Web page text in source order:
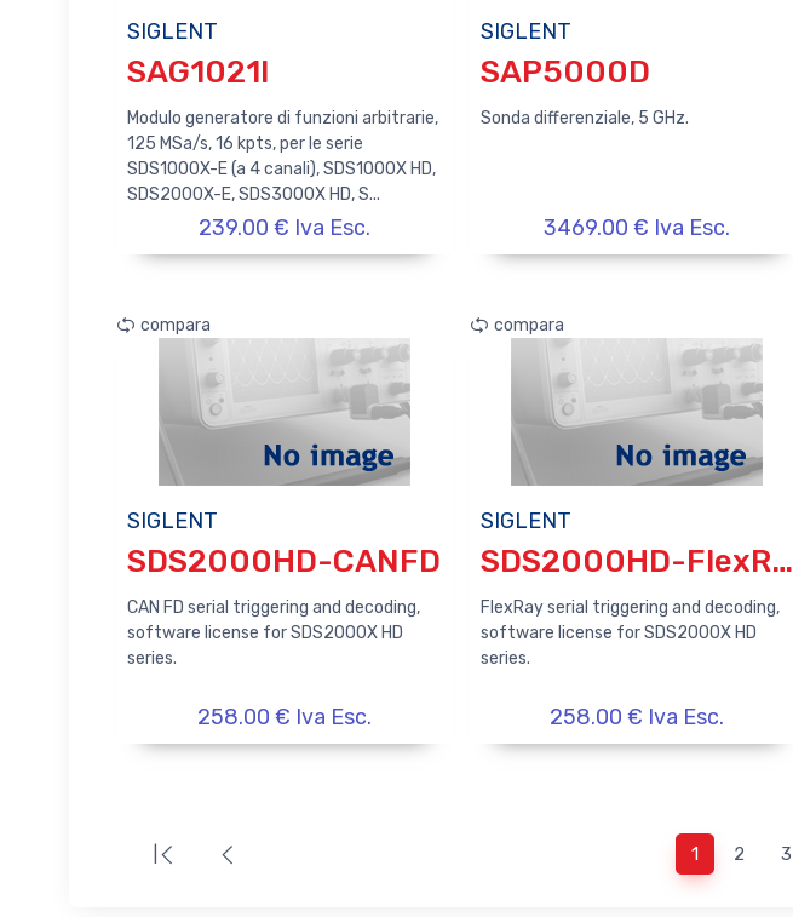
SIGLENT
SAG1021I
Modulo generatore di funzioni arbitrarie,
125 MSa/s, 16 kpts, per le serie
SDS1000X-E (a 4 canali), SDS1000X HD,
SDS2000X-E, SDS3000X HD, S...
239.00 € Iva Esc.
SIGLENT
SAP5000D
Sonda differenziale, 5 GHz.
3469.00 € Iva Esc.
compara
SIGLENT
SDS2000HD-CANFD
CAN FD serial triggering and decoding,
software license for SDS2000X HD
series.
258.00 € Iva Esc.
compara
SIGLENT
SDS2000HD-FlexRay
FlexRay serial triggering and decoding,
software license for SDS2000X HD
series.
258.00 € Iva Esc.
1 2 3